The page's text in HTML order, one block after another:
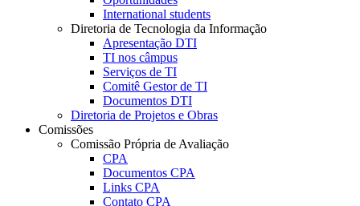
International students
Diretoria de Tecnologia da Informação
Apresentação DTI
TI nos câmpus
Serviços de TI
Comitê Gestor de TI
Documentos DTI
Diretoria de Projetos e Obras
Comissões
Comissão Própria de Avaliação
CPA
Documentos CPA
Links CPA
Contato CPA